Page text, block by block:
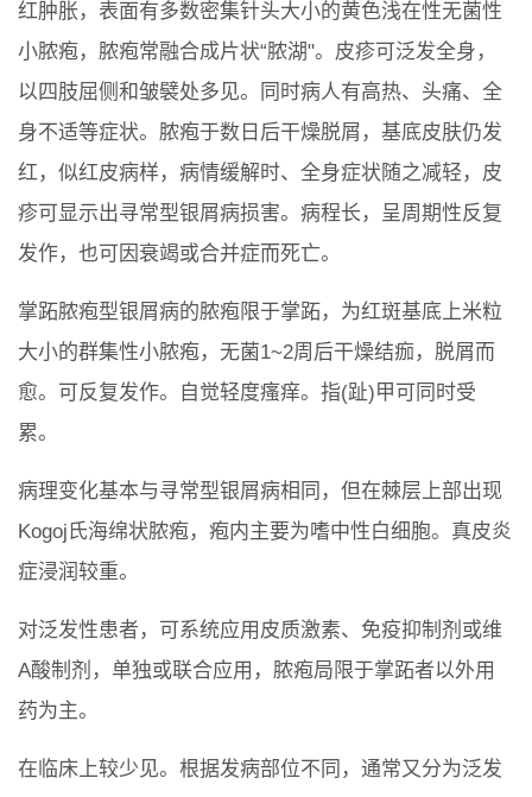
红肿胀，表面有多数密集针头大小的黄色浅在性无菌性
小脓疱，脓疱常融合成片状“脓湖"。皮疹可泛发全身，
以四肢屈侧和皱襞处多见。同时病人有高热、头痛、全
身不适等症状。脓疱于数日后干燥脱屑，基底皮肤仍发
红，似红皮病样，病情缓解时、全身症状随之减轻，皮
疹可显示出寻常型银屑病损害。病程长，呈周期性反复
发作，也可因衰竭或合并症而死亡。
掌跖脓疱型银屑病的脓疱限于掌跖，为红斑基底上米粒
大小的群集性小脓疱，无菌1~2周后干燥结痂，脱屑而
愈。可反复发作。自觉轻度瘙痒。指(趾)甲可同时受
累。
病理变化基本与寻常型银屑病相同，但在棘层上部出现
Kogoj氏海绵状脓疱，疱内主要为嗜中性白细胞。真皮炎
症浸润较重。
对泛发性患者，可系统应用皮质激素、免疫抑制剂或维
A酸制剂，单独或联合应用，脓疱局限于掌跖者以外用
药为主。
在临床上较少见。根据发病部位不同，通常又分为泛发